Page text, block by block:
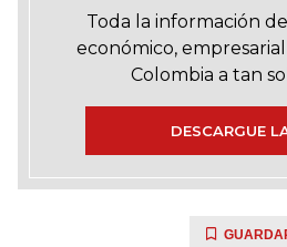
Toda la información
económico,
Colombia a tan
DESCARGUE